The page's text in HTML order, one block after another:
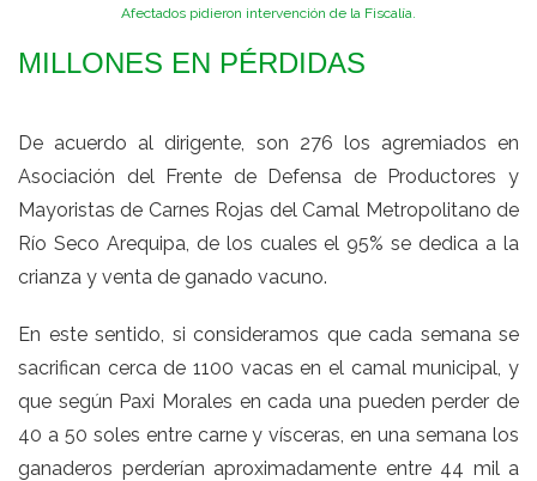
Afectados pidieron intervención de la Fiscalía.
MILLONES EN PÉRDIDAS
De acuerdo al dirigente, son 276 los agremiados en
Asociación del Frente de Defensa de Productores y
Mayoristas de Carnes Rojas del Camal Metropolitano de
Río Seco Arequipa, de los cuales el 95% se dedica a la
crianza y venta de ganado vacuno.
En este sentido, si consideramos que cada semana se
sacrifican cerca de 1100 vacas en el camal municipal, y
que según Paxi Morales en cada una pueden perder de
40 a 50 soles entre carne y vísceras, en una semana los
ganaderos perderían aproximadamente entre 44 mil a